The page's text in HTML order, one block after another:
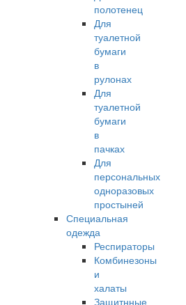
полотенец
Для
туалетной
бумаги
в
рулонах
Для
туалетной
бумаги
в
пачках
Для
персональных
одноразовых
простыней
Специальная
одежда
Респираторы
Комбинезоны
и
халаты
Защитнные